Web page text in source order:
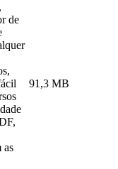
de
as
91,3 MB